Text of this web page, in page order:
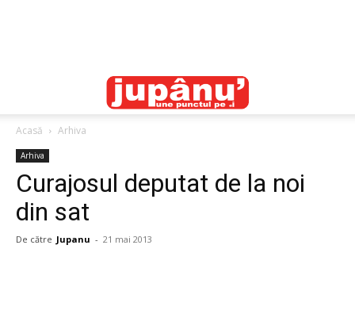
Acasă Arhiva
Arhiva
Curajosul deputat de la noi
din sat
De către Jupanu - 21 mai 2013